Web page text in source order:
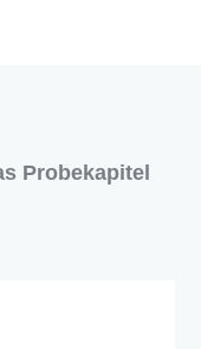
Probekapitel